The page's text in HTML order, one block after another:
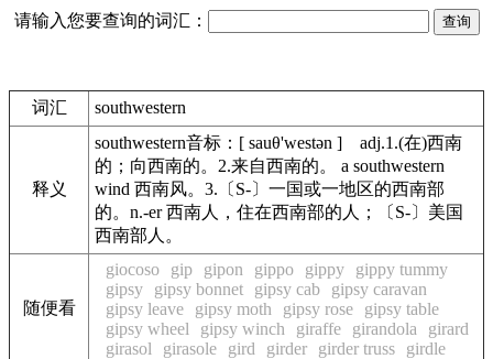
请输入您要查询的词汇：
词汇 southwestern
释义
southwestern音标：[ sauθ'westən ] adj.1.(在)西南
的；向西南的。2.来自西南的。 a southwestern
wind 西南风。3.〔S-〕一国或一地区的西南部
的。n.-er 西南人，住在西南部的人；〔S-〕美国
西南部人。
随便看
giocoso gip gipon gippo gippy
gippy tummy
gipsy
gipsy bonnet gipsy cab
gipsy caravan
gipsy leave
gipsy moth gipsy rose
gipsy table
gipsy wheel
gipsy winch giraffe girandola
girard
girasol
girasole gird girder girder truss girdle